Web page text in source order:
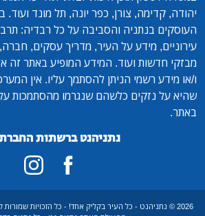
יהודה, קדימה, צורן, כפר יונה, תל מונד ועוד.
העוסקים בנתניה והסביבה על כל רבדיה:
עירוניים, מידע על העיר, מדריך עסקים,
מבזקי חדשות ועוד. המידע המופיע באתר זה
ו/או מידע רשמי הניתן להסתמך עליו. אין
שהיא על נזקים כלשהם שנגרמו מהסתמכות
באתר.
נתניהנט ברשתות
2026 © נתניהנט - כל העיר בקליק אחד! - כל הזכויות